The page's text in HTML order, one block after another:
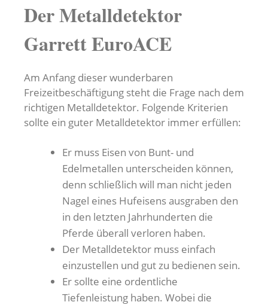
Der Metalldetektor
Garrett EuroACE
Am Anfang dieser wunderbaren
Freizeitbeschäftigung steht die Frage nach dem
richtigen Metalldetektor. Folgende Kriterien
sollte ein guter Metalldetektor immer erfüllen:
Er muss Eisen von Bunt- und
Edelmetallen unterscheiden können,
denn schließlich will man nicht jeden
Nagel eines Hufeisens ausgraben den
in den letzten Jahrhunderten die
Pferde überall verloren haben.
Der Metalldetektor muss einfach
einzustellen und gut zu bedienen sein.
Er sollte eine ordentliche
Tiefenleistung haben. Wobei die